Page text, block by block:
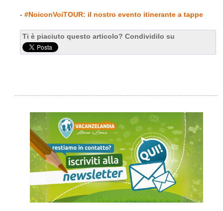
- #NoiconVoiTOUR: il nostro evento itinerante a tappe
Ti è piaciuto questo articolo? Condividilo su